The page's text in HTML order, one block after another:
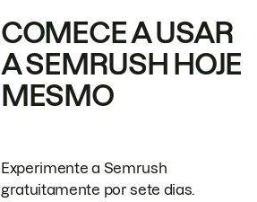
COMECE A USAR
A SEMRUSH HOJE
MESMO
Experimente a Semrush
gratuitamente por sete dias.